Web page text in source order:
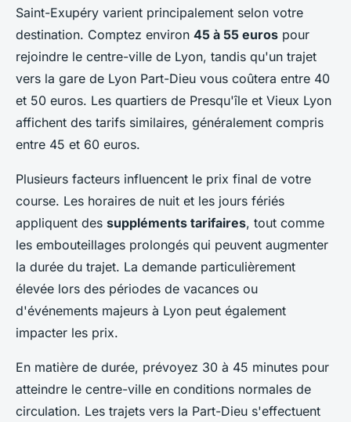
Saint-Exupéry varient principalement selon votre
destination. Comptez environ 45 à 55 euros pour
rejoindre le centre-ville de Lyon, tandis qu'un trajet
vers la gare de Lyon Part-Dieu vous coûtera entre 40
et 50 euros. Les quartiers de Presqu'île et Vieux Lyon
affichent des tarifs similaires, généralement compris
entre 45 et 60 euros.
Plusieurs facteurs influencent le prix final de votre
course. Les horaires de nuit et les jours fériés
appliquent des suppléments tarifaires, tout comme
les embouteillages prolongés qui peuvent augmenter
la durée du trajet. La demande particulièrement
élevée lors des périodes de vacances ou
d'événements majeurs à Lyon peut également
impacter les prix.
En matière de durée, prévoyez 30 à 45 minutes pour
atteindre le centre-ville en conditions normales de
circulation. Les trajets vers la Part-Dieu s'effectuent